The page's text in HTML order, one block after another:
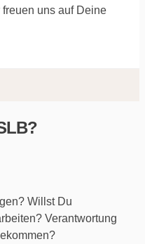
uns auf Deine
Willst Du
Verantwortung